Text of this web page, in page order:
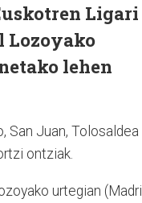
Ligari
Lozoyako
lehen
San Juan, Tolosaldea
ontziak.
urtegian